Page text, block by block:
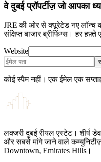
वे दुबई प्रॉपर्टीज़ जो आपका
JRE की ओर से क्यूरेटेड नए लॉन्च
संक्षिप्त बाजार ब्रीफिंग्स। हर
Website
कोई स्पैम नहीं। एक ईमेल एक
लक्जरी दुबई रीयल एस्टेट। शीर्ष
और सबसे मांगे जाने वाले
Downtown, Emirates Hills।